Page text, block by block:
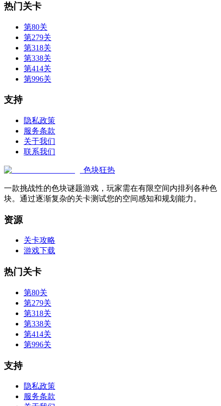
热门关卡
第80关
第279关
第318关
第338关
第414关
第996关
支持
隐私政策
服务条款
关于我们
联系我们
色块狂热
一款挑战性的色块谜题游戏，玩家需在有限空间内排列各种色
块。通过逐渐复杂的关卡测试您的空间感知和规划能力。
资源
关卡攻略
游戏下载
热门关卡
第80关
第279关
第318关
第338关
第414关
第996关
支持
隐私政策
服务条款